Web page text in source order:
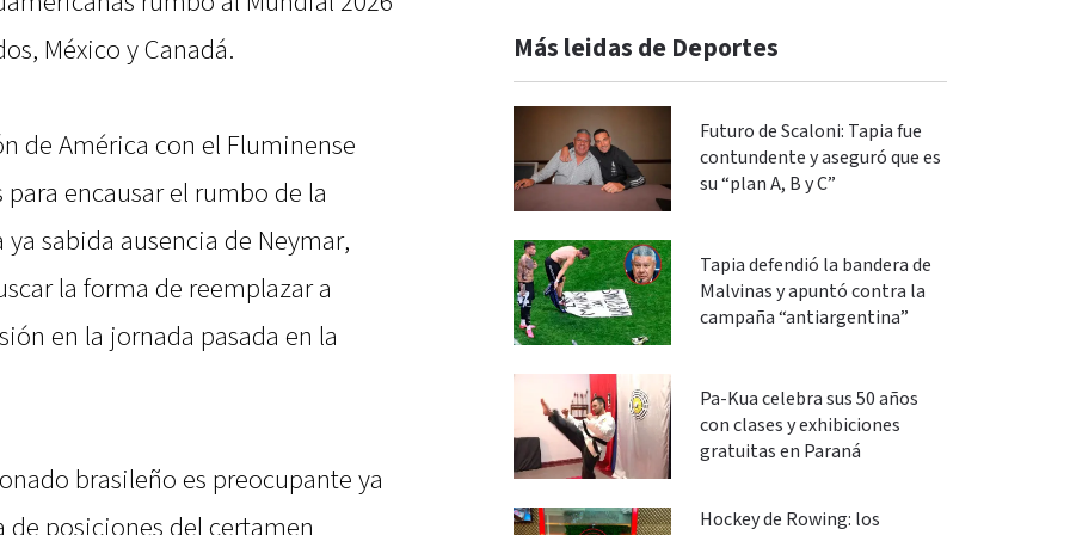
México y Canadá.
de América con el Fluminense
encausar el rumbo de la
sabida ausencia de Neymar,
la forma de reemplazar a
en la jornada pasada en la
brasileño es preocupante ya
Más leidas de Deportes
Futuro de Scaloni: Tapia fue
contundente y aseguró que es
su “plan A, B y C”
Tapia defendió la bandera de
Malvinas y apuntó contra la
campaña “antiargentina”
Pa-Kua celebra sus 50 años
con clases y exhibiciones
gratuitas en Paraná
Hockey de Rowing: los